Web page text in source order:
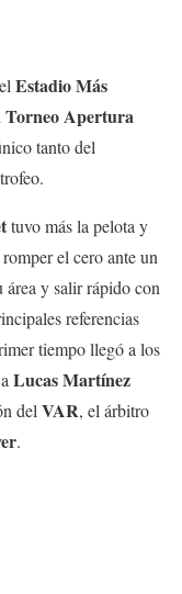
Estadio Más
Torneo Apertura
tanto del
tuvo más la pelota y
el cero ante un
área y salir rápido con
referencias
tiempo llegó a los
Lucas Martínez
delVAR, el árbitro
.